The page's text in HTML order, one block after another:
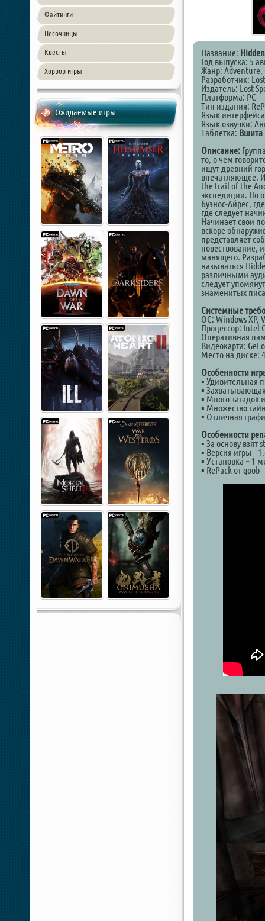
Файтинги
Песочницы
Квесты
Хоррор игры
Ожидаемые игры
Название:
Год выпуска: 5
Жанр: Adventure,
Разработчик:
Издатель: Lost
Платформа: PC
Тип издания:
Язык
Язык озвучки:
Таблетка: Вшита
Описание:
то, о чем
ищут древний
впечатляющее.
the trail of the
экспедиции. По
Буэнос-Айрес,
где следует
Начинает свои
вскоре
представляет
повествование,
манящего.
называться
различными
следует
знаменитых
Системные
ОС: Windows XP,
Процессор: Intel
Оперативная
Видеокарта:
Место на диске:
Особенности
▪ Удивительная
▪
▪ Много загадок
▪ Множество
▪ Отличная
Особенности
▪ За основу взят
▪ Версия игры -
▪ Установка ~ 1
▪ RePack от qoob